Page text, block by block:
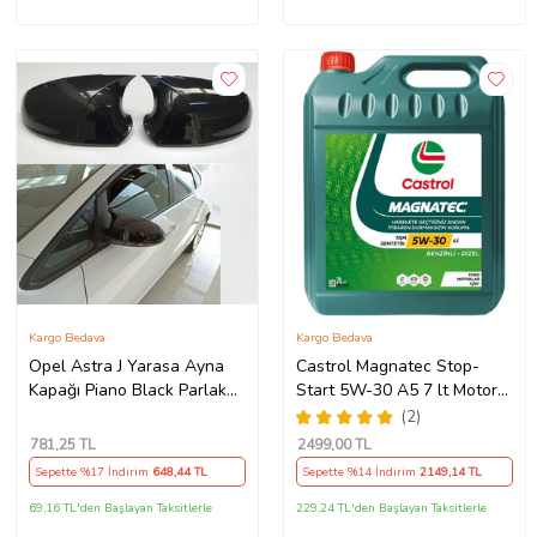
Opel Astra J Yarasa Ayna
Kapağı Piano Black Parlak
Kargo Bedava
781,25 TL
Sepette %17 İndirim 648,44 TL
69,16 TL'den Başlayan Taksitlerle
Castrol Magnatec Stop-
Start 5W-30 A5 7 lt Motor
Yağı Ü.T 2024 (2)
Kargo Bedava
2499,00 TL
Sepette %14 İndirim 2149,14 TL
229,24 TL'den Başlayan Taksitlerle